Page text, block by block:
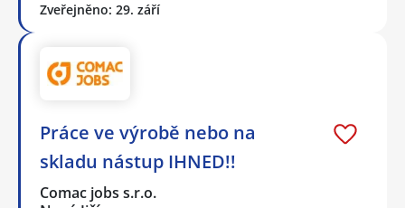
Zveřejněno: 29. září
Práce ve výrobě nebo na
skladu nástup IHNED!!
Comac jobs s.r.o.